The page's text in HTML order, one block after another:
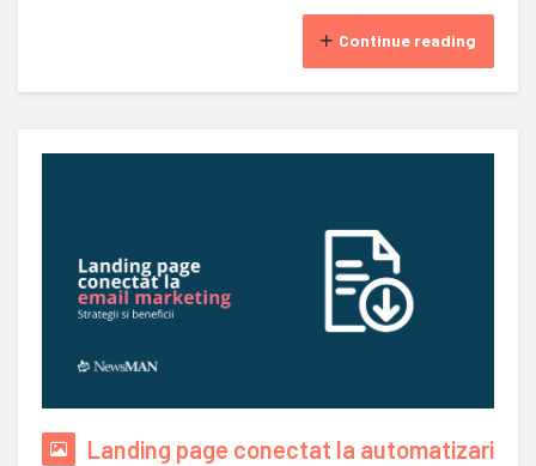
Continue reading
Landing page conectat la automatizari